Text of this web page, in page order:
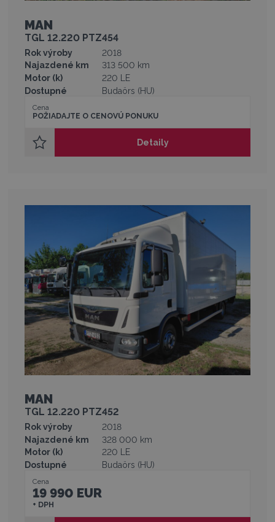
MAN
TGL 12.220 PTZ454
Rok výroby
2018
Najazdené km
313 500 km
Motor (k)
220 LE
Dostupné
Budaörs (HU)
Cena
POŽIADAJTE O CENOVÚ PONUKU
Detaily
MAN
TGL 12.220 PTZ452
Rok výroby
2018
Najazdené km
328 000 km
Motor (k)
220 LE
Dostupné
Budaörs (HU)
Cena
19 990 EUR
+ DPH